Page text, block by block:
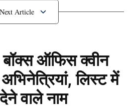
का थप्पड़ कांड फिर
ऑफिस क्वीन
लिस्ट में
वाले नाम